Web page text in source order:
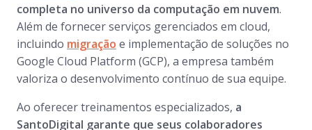
completa no universo da computação em nuvem.
Além de fornecer serviços gerenciados em cloud,
incluindo migração e implementação de soluções no
Google Cloud Platform (GCP), a empresa também
valoriza o desenvolvimento contínuo de sua equipe.
Ao oferecer treinamentos especializados, a
SantoDigital garante que seus colaboradores